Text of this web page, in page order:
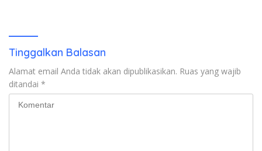
Tinggalkan Balasan
Alamat email Anda tidak akan dipublikasikan. Ruas yang wajib
ditandai *